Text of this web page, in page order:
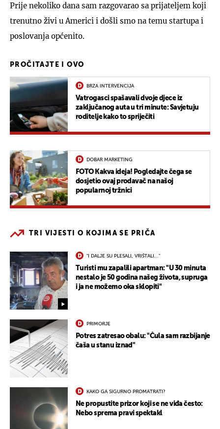
Prije nekoliko dana sam razgovarao sa prijateljem koji
trenutno živi u Americi i došli smo na temu startupa i
poslovanja općenito.
PROČITAJTE I OVO
BRZA INTERVENCIJA
Vatrogasci spašavali dvoje djece iz
zaključanog auta u tri minute: Savjetuju
roditelje kako to spriječiti
DOBAR MARKETING
FOTO Kakva ideja! Pogledajte čega se
dosjetio ovaj prodavač na našoj
popularnoj tržnici
TRI VIJESTI O KOJIMA SE PRIČA
"I DALJE SU PLESALI, VRIŠTALI..."
Turisti mu zapalili apartman: "U 30 minuta
nestalo je 50 godina našeg života, supruga
i ja ne možemo oka sklopiti"
PRIMORJE
Potres zatresao obalu: "Čula sam razbijanje
čaša u stanu iznad"
KAKO GA SIGURNO PROMATRATI?
Ne propustite prizor koji se ne viđa često:
Nebo sprema pravi spektakl